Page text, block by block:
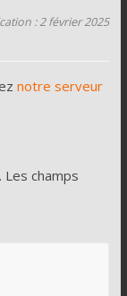
: 2 février 2025
notre serveur
Les champs